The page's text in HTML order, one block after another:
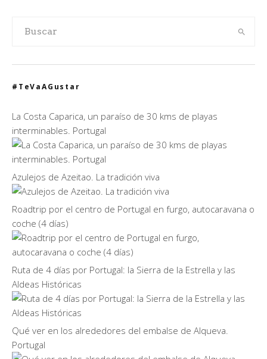
#TeVaAGustar
La Costa Caparica, un paraíso de 30 kms de playas
interminables. Portugal
Azulejos de Azeitao. La tradición viva
Roadtrip por el centro de Portugal en furgo, autocaravana o
coche (4 días)
Ruta de 4 días por Portugal: la Sierra de la Estrella y las
Aldeas Históricas
Qué ver en los alrededores del embalse de Alqueva.
Portugal